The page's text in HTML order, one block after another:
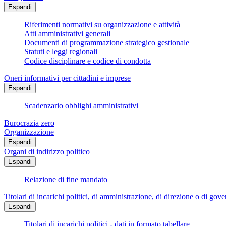
Espandi
Riferimenti normativi su organizzazione e attività
Atti amministrativi generali
Documenti di programmazione strategico gestionale
Statuti e leggi regionali
Codice disciplinare e codice di condotta
Oneri informativi per cittadini e imprese
Espandi
Scadenzario obblighi amministrativi
Burocrazia zero
Organizzazione
Espandi
Organi di indirizzo politico
Espandi
Relazione di fine mandato
Titolari di incarichi politici, di amministrazione, di direzione o di
Espandi
Titolari di incarichi politici - dati in formato tabellare